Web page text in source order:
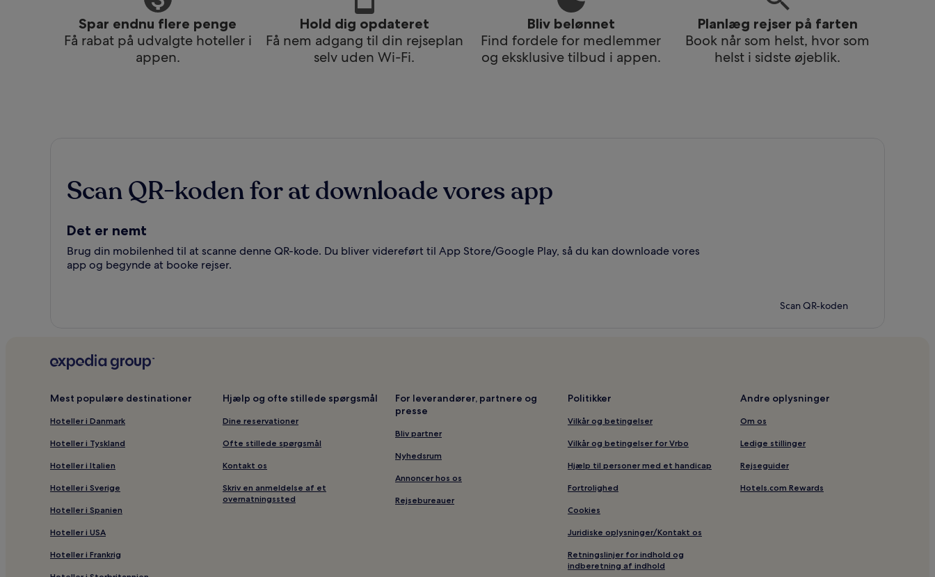
Spar endnu flere penge
Få rabat på udvalgte hoteller i
appen.
Hold dig opdateret
Få nem adgang til din rejseplan
selv uden Wi-Fi.
Bliv belønnet
Find fordele for medlemmer
og eksklusive tilbud i appen.
Planlæg rejser på farten
Book når som helst, hvor som
helst i sidste øjeblik.
Scan QR-koden for at downloade vores app
Det er nemt
Brug din mobilenhed til at scanne denne QR-kode. Du bliver videreført til App Store/Google Play, så du kan downloade vores
app og begynde at booke rejser.
Scan QR-koden
Mest populære destinationer
Hoteller i Danmark
Hoteller i Tyskland
Hoteller i Italien
Hoteller i Sverige
Hoteller i Spanien
Hoteller i USA
Hoteller i Frankrig
Hjælp og ofte stillede spørgsmål
Dine reservationer
Ofte stillede spørgsmål
Kontakt os
Skriv en anmeldelse af et
overnatningssted
For leverandører, partnere og
presse
Bliv partner
Nyhedsrum
Annoncer hos os
Rejsebureauer
Politikker
Vilkår og betingelser
Vilkår og betingelser for Vrbo
Hjælp til personer med et handicap
Fortrolighed
Cookies
Juridiske oplysninger/Kontakt os
Retningslinjer for indhold og
indberetning af indhold
Andre oplysninger
Om os
Ledige stillinger
Rejseguider
Hotels.com Rewards